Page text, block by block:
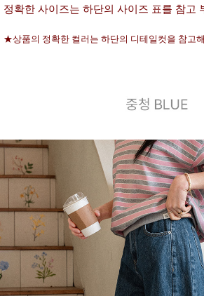
정확한 사이즈는 하단의 사이즈 표를 참고
★상품의 정확한 컬러는 하단의 디테일컷을 참고해